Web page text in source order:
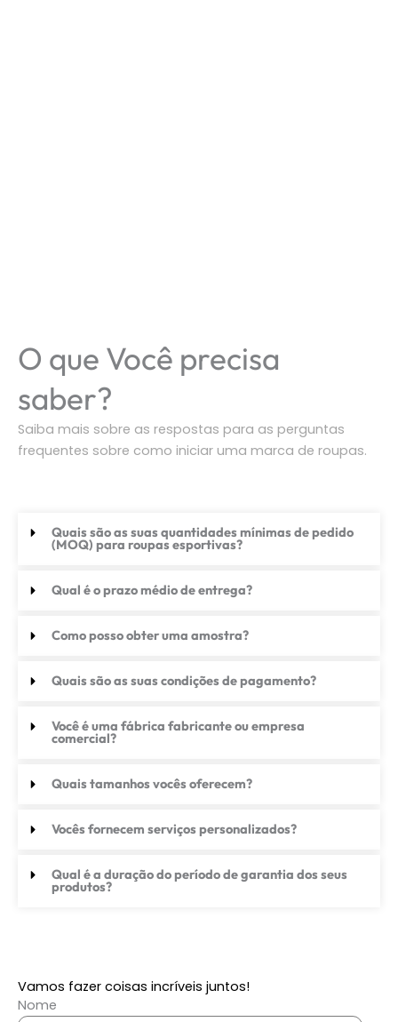
O que Você precisa
saber?
Saiba mais sobre as respostas para as perguntas
frequentes sobre como iniciar uma marca de roupas.
Quais são as suas quantidades mínimas de pedido
(MOQ) para roupas esportivas?
Qual é o prazo médio de entrega?
Como posso obter uma amostra?
Quais são as suas condições de pagamento?
Você é uma fábrica fabricante ou empresa
comercial?
Quais tamanhos vocês oferecem?
Vocês fornecem serviços personalizados?
Qual é a duração do período de garantia dos seus
produtos?
Vamos fazer coisas incríveis juntos!
Nome